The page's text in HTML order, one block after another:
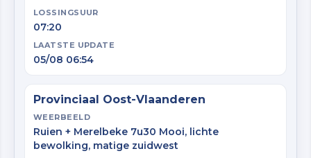
LOSSINGSUUR
07:20
LAATSTE UPDATE
05/08 06:54
Provinciaal Oost-Vlaanderen
WEERBEELD
Ruien + Merelbeke 7u30 Mooi, lichte
bewolking, matige zuidwest